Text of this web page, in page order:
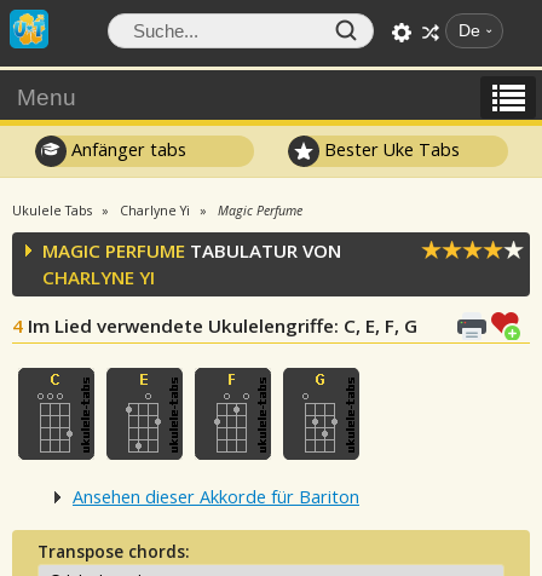
De
Menu
Anfänger tabs Bester Uke Tabs
Ukulele Tabs Charlyne Yi Magic Perfume
MAGIC PERFUME TABULATUR VON
CHARLYNE YI
4 Im Lied verwendete Ukulelengriffe: C, E, F, G
Ansehen dieser Akkorde für Bariton
Transpose chords: